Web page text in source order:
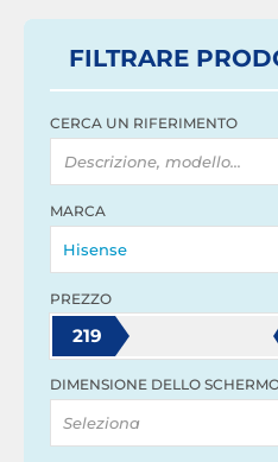
FILTRARE
CERCA UN RIFERIMENTO
MARCA
Hisense
PREZZO
219
DIMENSIONE DELLO
Seleziona